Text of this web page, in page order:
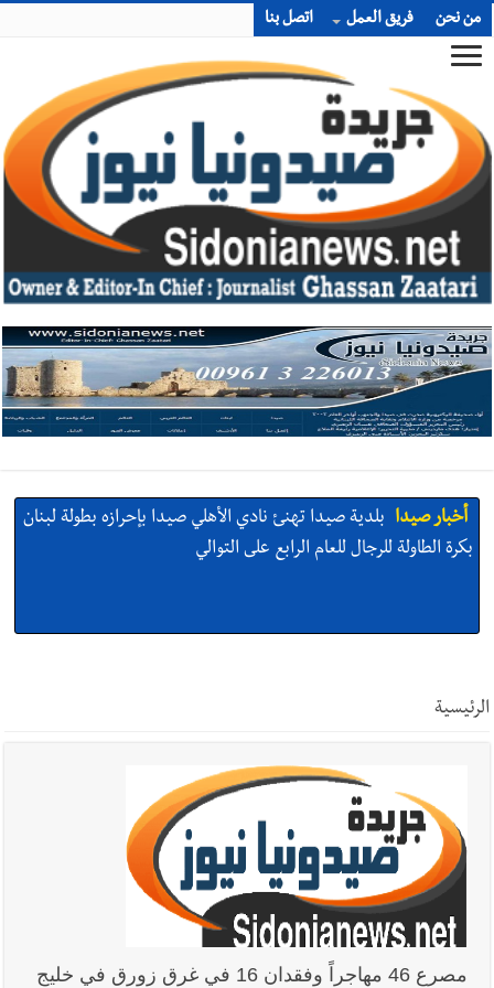
من نحن فريق العمل اتصل بنا
أخبار صيدا بلدية صيدا تهنئ نادي الأهلي صيدا بإحرازه بطولة لبنان
بكرة الطاولة للرجال للعام الرابع على التوالي
أخبار صيدا
بالصور: رئيسا بلديتي صيدا وصور يشاركان في ورشة
تقنية حول الحد من النفايات البحرية وشباك الصيد المهملة
أخبار صيدا عمر مرجان يتصل برئيس النادي الرياضي مهنئا بإحراز
البطولة
الرئيسية
مصرع 46 مهاجراً وفقدان 16 في غرق زورق في خليج